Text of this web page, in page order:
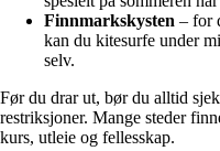
Finnmarkskysten – for
kan du kitesurfe under
selv.
Før du drar ut, bør du alltid
restriksjoner. Mange steder
kurs, utleie og fellesskap.